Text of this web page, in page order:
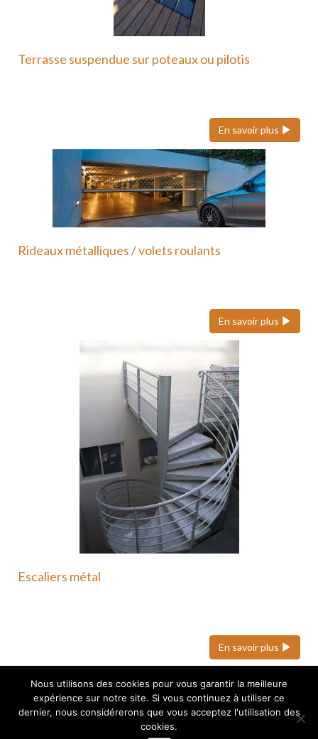
Terrasse suspendue sur poteaux ou pilotis
En savoir plus
Rideaux métalliques / volets roulants
En savoir plus
Escaliers métal
En savoir plus
webdesign : Adgence
Nous utilisons des cookies pour vous garantir la meilleure
expérience sur notre site. Si vous continuez à utiliser ce
dernier, nous considérerons que vous acceptez l'utilisation des
cookies.